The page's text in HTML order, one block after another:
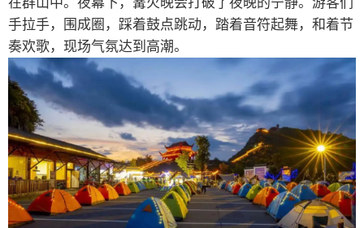
手拉手，围成圈，踩着鼓点跳动，踏着音符起舞，和着节
奏欢歌，现场气氛达到高潮。